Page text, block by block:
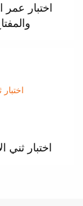
اختبار عمر
اختبار ثني